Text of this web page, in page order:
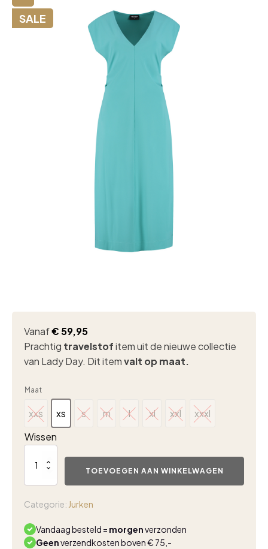
SALE
Vanaf€ 59,95
Prachtig travelstofitem uit de nieuwe collectie
van Lady Day. Dit itemvalt op maat.
Maat
xxs
xxs
xs
xs
s
s
m
m
l
l
xl
xl
xxl
xxl
xxxl
xxxl
Wissen
Day
atlantis
TOEVOEGEN AAN WINKELWAGEN
Categorie: Jurken
Vandaag besteld = morgenverzonden
Geenverzendkosten boven € 75,-